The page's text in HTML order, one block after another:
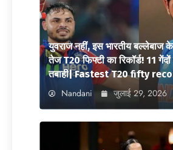
युवराज नहीं, इस भारतीय बल्लेबाज
तेज T20 फिफ्टी का रिकॉर्ड! 11 गेंदों
तबाही| Fastest T20 fifty
Nandani जुलाई 29, 2026